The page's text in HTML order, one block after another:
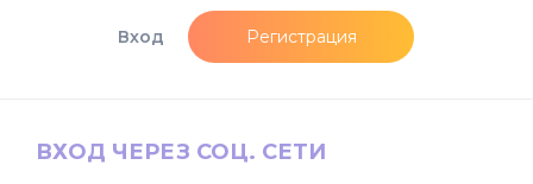
Вход Регистрация
ВХОД ЧЕРЕЗ СОЦ. СЕТИ